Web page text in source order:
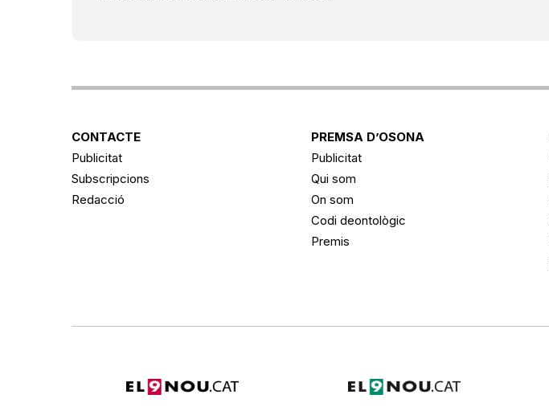
CONTACTE
Publicitat
Subscripcions
Redacció
PREMSA D’OSONA
Publicitat
Qui som
On som
Codi deontològic
Premis